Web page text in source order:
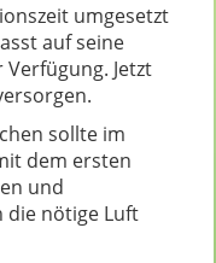
umgesetzt
auf seine
Jetzt
sollte im
dem ersten
und
die nötige Luft